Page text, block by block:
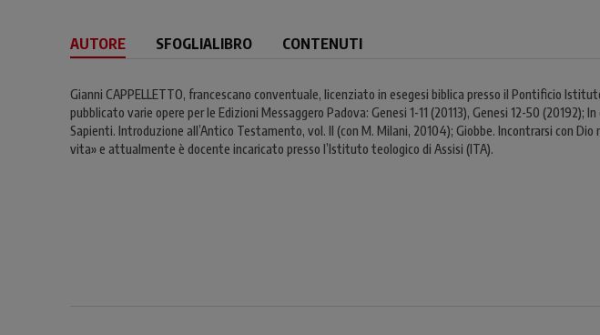
AUTORE SFOGLIALIBRO CONTENUTI
Gianni CAPPELLETTO, francescano conventuale, licenziato in esegesi biblica presso il Pontificio
pubblicato varie opere per le Edizioni Messaggero Padova: Genesi 1-11 (20113), Genesi 12-50
Sapienti. Introduzione all’Antico Testamento, vol. II (con M. Milani, 20104); Giobbe. Incontrarsi con
vita» e attualmente è docente incaricato presso l’Istituto teologico di Assisi (ITA).